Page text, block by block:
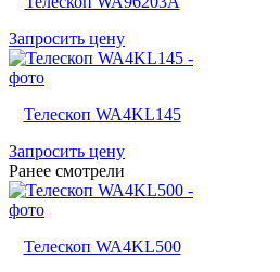
Запросить цену
Телескоп WA4KL145
Запросить цену
Ранее смотрели
Телескоп WA4KL500